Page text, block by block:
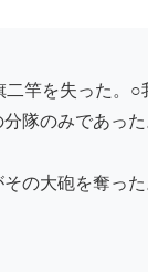
隊のみであった
の大砲を奪っ